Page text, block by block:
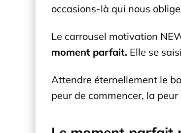
occasions-là qui nous
Le carrousel motivation
moment parfait. Elle se
Attendre éternellement le
peur de commencer, la